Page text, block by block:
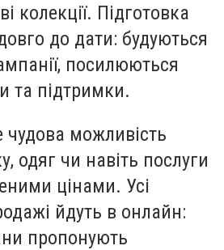
колекції. Підготовка
до дати: будуються
посилюються
та підтримки.
чудова можливість
одяг чи навіть послуги
цінами. Усі
йдуть в онлайн:
пропонують